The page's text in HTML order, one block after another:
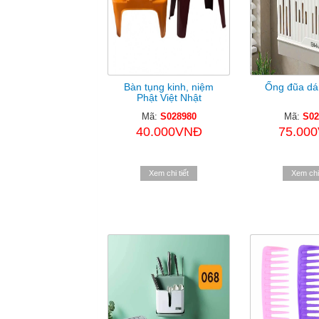
Bàn tụng kinh, niệm
Phật Việt Nhật
Mã: S028980
40.000VNĐ
Xem chi tiết
Ống đũa
Mã:
Xem